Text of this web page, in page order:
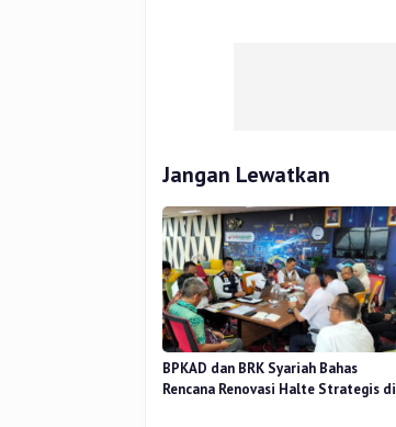
Jangan Lewatkan
BPKAD dan BRK Syariah Bahas
Rencana Renovasi Halte Strategis di